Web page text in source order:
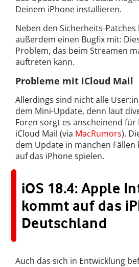
Deinem iPhone installieren.
Neben den Sicherheits-
außerdem einen Bugfix mit:
Problem, das beim Streamen
auftreten kann.
Probleme mit iCloud Mail
Allerdings sind nicht alle
dem Mini-Update, denn laut
Foren sorgt es anscheinend für
iCloud Mail (via MacRumors).
dem Update in manchen Fällen
auf das iPhone spielen.
iOS 18.4: Apple
kommt auf das
Deutschland
Auch das sich in Entwicklung